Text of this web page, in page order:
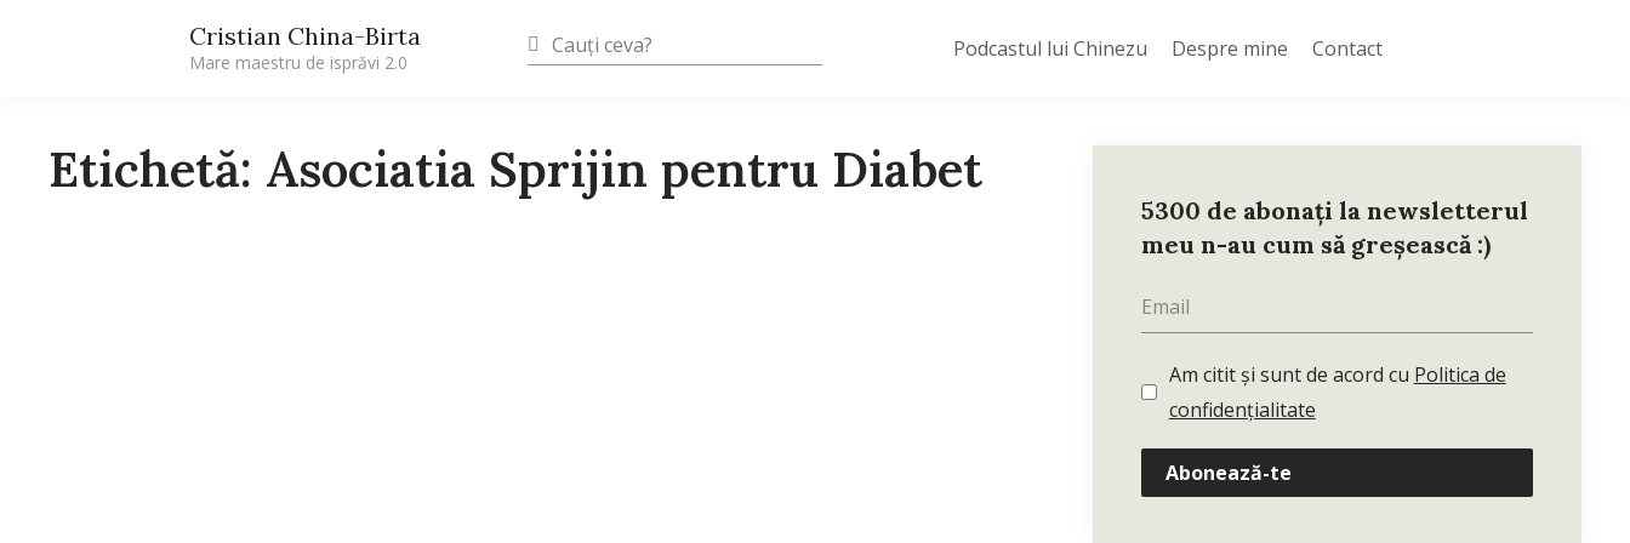
Cristian China-Birta
Mare maestru de isprăvi 2.0
Podcastul lui Chinezu Despre mine Contact
Etichetă: Asociatia Sprijin pentru Diabet
5300 de abonați la newsletterul
meu n-au cum să greșească :)
Am citit și sunt de acord cu Politica de
confidențialitate
Abonează-te